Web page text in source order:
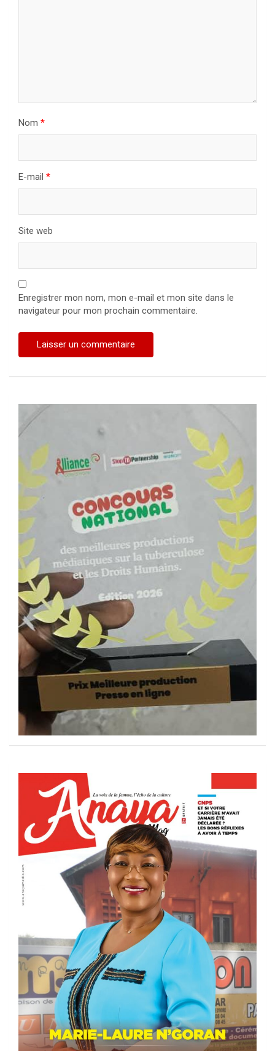
Nom *
E-mail *
Site web
Enregistrer mon nom, mon e-mail et mon site dans le
navigateur pour mon prochain commentaire.